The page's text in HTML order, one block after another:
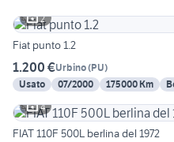
2
Fiat punto 1.2
1.200 €Urbino(PU)
Usato
07/2000 175000 Km
4
FIAT 110F 500L berlina del 1972